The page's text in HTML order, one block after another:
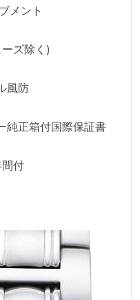
メント
ズ除く)
風防
純正箱付国際保証書
付